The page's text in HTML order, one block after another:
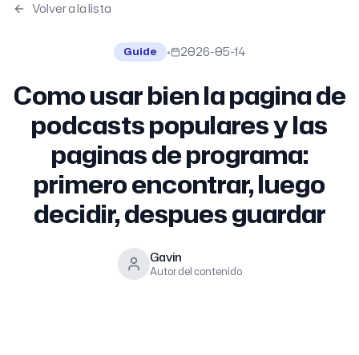
Volver a la lista
Guide • 2026-05-14
Como usar bien la pagina de
podcasts populares y las
paginas de programa:
primero encontrar, luego
decidir, despues guardar
Gavin
Autor del contenido